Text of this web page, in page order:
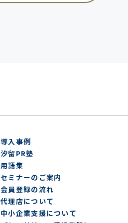
導入事例
汐留PR塾
用語集
セミナーのご案内
会員登録の流れ
代理店について
中小企業支援について